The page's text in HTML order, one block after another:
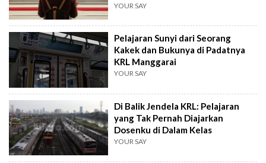
YOUR SAY
Pelajaran Sunyi dari Seorang
Kakek dan Bukunya di Padatnya
KRL Manggarai
YOUR SAY
Di Balik Jendela KRL: Pelajaran
yang Tak Pernah Diajarkan
Dosenku di Dalam Kelas
YOUR SAY